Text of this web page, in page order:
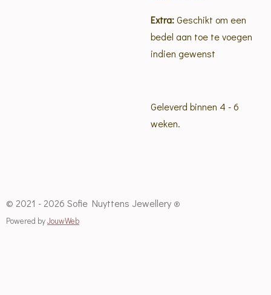
Extra:Geschikt om een
bedel aan toe te voegen
indien gewenst
Geleverd binnen 4 - 6
weken.
© 2021 - 2026 Sofie Nuyttens Jewellery ®
Powered byJouwWeb